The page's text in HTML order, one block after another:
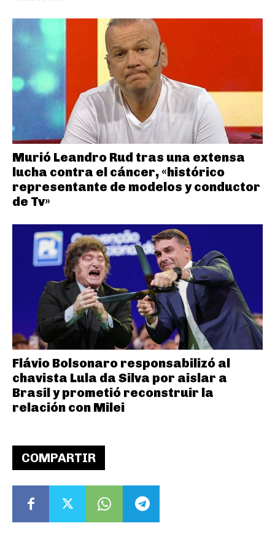
COMPARTIR
Murió Leandro Rud tras una extensa
lucha contra el cáncer, «histórico
representante de modelos y conductor
de Tv»
Flávio Bolsonaro responsabilizó al
chavista Lula da Silva por aislar a
Brasil y prometió reconstruir la
relación con Milei